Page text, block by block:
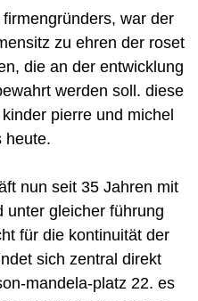
war der
zu ehren der roset
die an der entwicklung
werden soll. diese
pierre und michel
heute.
nun seit 35 Jahren mit
unter gleicher führung
für die kontinuität der
sich zentral direkt
mandela-platz 22. es